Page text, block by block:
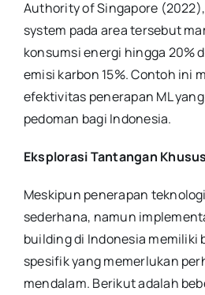
Authority of Singapore
system pada area tersebut
konsumsi energi hingga 20%
emisi karbon 15%. Contoh ini
efektivitas penerapan ML
pedoman bagi Indonesia.
Eksplorasi Tantangan
Meskipun penerapan
sederhana, namun
building di Indonesia memiliki
spesifik yang memerlukan
mendalam. Berikut adalah